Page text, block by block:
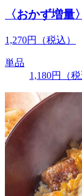
〈おかず増量
1,270円 （税込）
単品
1,180円 （